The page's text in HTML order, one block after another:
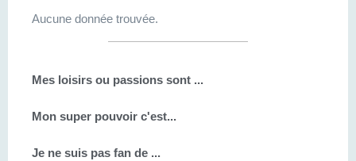
Aucune donnée trouvée.
Mes loisirs ou passions sont ...
Mon super pouvoir c'est...
Je ne suis pas fan de ...